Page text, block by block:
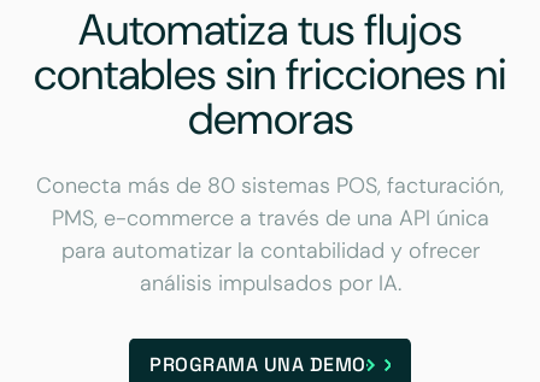
Automatiza tus flujos
contables sin fricciones ni
demoras
Conecta más de 80 sistemas POS, facturación,
PMS, e-commerce a través de una API única
para automatizar la contabilidad y ofrecer
análisis impulsados por IA.
PROGRAMA UNA DEMO